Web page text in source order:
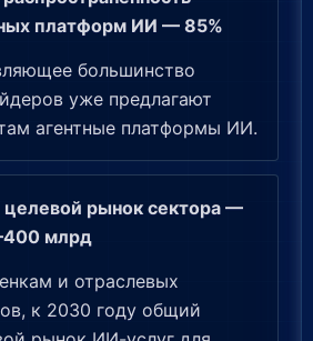
платформ ИИ — 85%
большинство
уже предлагают
агентные платформы ИИ.
рынок сектора —
млрд
и отраслевых
к 2030 году общий